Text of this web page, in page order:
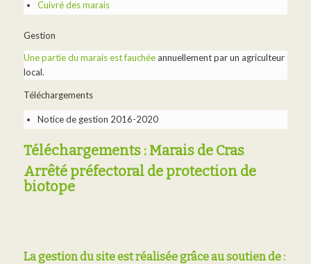
Cuivré des marais
Gestion
Une partie du marais est fauchéeannuellement par un agriculteur
local.
Téléchargements
Notice de gestion 2016-2020
Téléchargements : Marais de Cras
Arrêté préfectoral de protection de
biotope
La gestion du site est réalisée grâce au soutien de :